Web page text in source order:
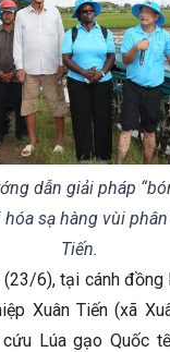
dẫn giải pháp
sạ hàng vùi
Tiến.
6), tại cánh đồng
Xuân Tiến (xã
Lúa gạo Quốc